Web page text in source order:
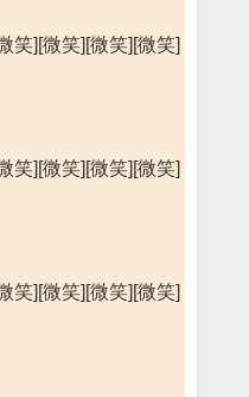
][微笑][微笑][微笑]
][微笑][微笑][微笑]
][微笑][微笑][微笑]